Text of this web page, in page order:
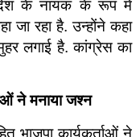
देश के नायक के रूप में
जा रहा है. उन्होंने कहा
लगाई है. कांग्रेस का
ने मनाया जश्न
भाजपा कार्यकर्ताओं ने